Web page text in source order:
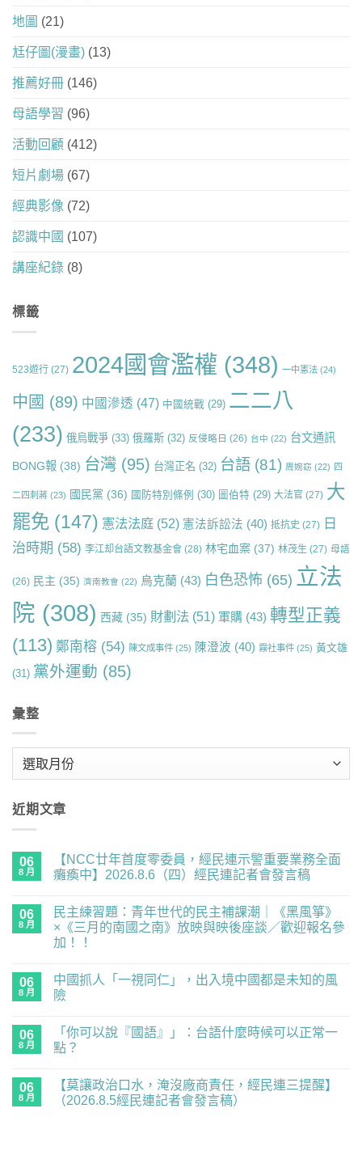
地圖 (21)
尪仔圖(漫畫) (13)
推薦好冊 (146)
母語學習 (96)
活動回顧 (412)
短片劇場 (67)
經典影像 (72)
認識中國 (107)
講座紀錄 (8)
標籤
523遊行 (27) 2024國會濫權 (348) 一中憲法 (24)
中國 (89) 中國滲透 (47) 中國統戰 (29) 二二八
(233) 俄烏戰爭 (33) 俄羅斯 (32) 反侵略日 (26) 台中 (22) 台文通訊
BONG報 (38) 台灣 (95) 台灣正名 (32) 台語 (81) 周婉窈 (22) 四
二四刺蔣 (23) 國民黨 (36) 國防特別條例 (30) 圖伯特 (29) 大法官 (27) 大
罷免 (147) 憲法法庭 (52) 憲法訴訟法 (40) 抵抗史 (27) 日
治時期 (58) 李江却台語文教基金會 (28) 林宅血案 (37) 林茂生 (27) 母語
(26) 民主 (35) 濟南教會 (22) 烏克蘭 (43) 白色恐怖 (65) 立法
院 (308) 西藏 (35) 財劃法 (51) 軍購 (43) 轉型正義
(113) 鄭南榕 (54) 陳文成事件 (25) 陳澄波 (40) 霧社事件 (25) 黃文雄
(31) 黨外運動 (85)
彙整
近期文章
06
8 月
【NCC廿年首度零委員，經民連示警重要業務全面
癱瘓中】2026.8.6（四）經民連記者會發言稿
廿
首
度
員，
經
民
要
留
言
06
8 月
民主練習題：青年世代的民主補課潮｜《黑風箏》
×《三月的南國之南》放映與映後座談／歡迎報名參
加！！
主
練
習
世
代
留
言
06
8 月
中國抓人「一視同仁」，出入境中國都是未知的風
險
抓
人
仁」，
言
06
8 月
「你可以說『國語』」：台語什麼時候可以正常一
點？
06
8 月
【莫讓政治口水，淹沒廠商責任，經民連三提醒】
（2026.8.5經民連記者會發言稿）